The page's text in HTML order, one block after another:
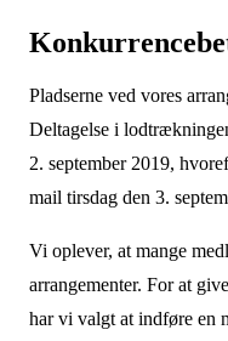
Pladserne ved vores
Deltagelse i
2. september 2019,
mail tirsdag den 3.
Vi oplever, at mange
arrangementer. For at
har vi valgt at indføre en